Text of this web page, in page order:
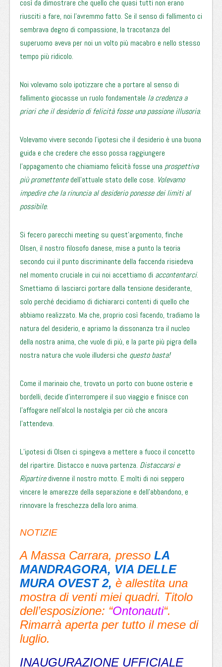
così da dimostrare che quello che quasi tutti non erano
riusciti a fare, noi l’avremmo fatto. Se il senso di fallimento ci
sembrava degno di compassione, la tracotanza del
superuomo aveva per noi un volto più macabro e nello stesso
tempo più ridicolo.
Noi volevamo solo ipotizzare che a portare al senso di
fallimento giocasse un ruolo fondamentale la credenza a
priori che il desiderio di felicità fosse una passione illusoria.
Volevamo vivere secondo l’ipotesi che il desiderio è una buona
guida e che credere che esso possa raggiungere
l’appagamento che chiamiamo felicità fosse una prospettiva
più promettentedell’attuale stato delle cose. Volevamo
impedire che la rinuncia al desiderio ponesse dei limiti al
possibile.
Si fecero parecchi meeting su quest’argomento, finche
Olsen, il nostro filosofo danese, mise a punto la teoria
secondo cui il punto discriminante della faccenda risiedeva
nel momento cruciale in cui noi accettiamo di accontentarci.
Smettiamo di lasciarci portare dalla tensione desiderante,
solo perché decidiamo di dichiararci contenti di quello che
abbiamo realizzato. Ma che, proprio così facendo, tradiamo la
natura del desiderio, e apriamo la dissonanza tra il nucleo
della nostra anima, che vuole di più, e la parte più pigra della
nostra natura che vuole illudersi che questo basta!
Come il marinaio che, trovato un porto con buone osterie e
bordelli, decide d’interrompere il suo viaggio e finisce con
l’affogare nell’alcol la nostalgia per ciò che ancora
l’attendeva.
L’ipotesi di Olsen ci spingeva a mettere a fuoco il concetto
del ripartire. Distacco e nuova partenza. Distaccarsi e
Ripartiredivenne il nostro motto. E molti di noi seppero
vincere le amarezze della separazione e dell’abbandono, e
rinnovare la freschezza della loro anima.
NOTIZIE
A Massa Carrara, presso LA
MANDRAGORA, VIA DELLE
MURA OVEST 2, è allestita una
mostra di venti miei quadri. Titolo
dell’esposizione: “Ontonauti“.
Rimarrà aperta per tutto il mese di
luglio.
INAUGURAZIONE UFFICIALE